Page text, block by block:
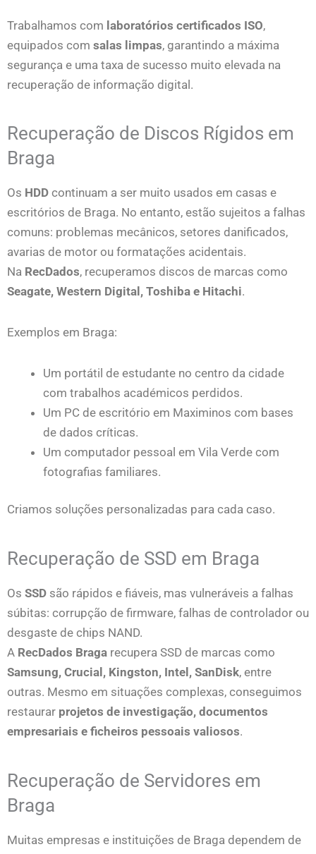
Trabalhamos com laboratórios certificados ISO,
equipados com salas limpas, garantindo a máxima
segurança e uma taxa de sucesso muito elevada na
recuperação de informação digital.
Recuperação de Discos Rígidos em
Braga
Os HDD continuam a ser muito usados em casas e
escritórios de Braga. No entanto, estão sujeitos a falhas
comuns: problemas mecânicos, setores danificados,
avarias de motor ou formatações acidentais.
Na RecDados, recuperamos discos de marcas como
Seagate, Western Digital, Toshiba e Hitachi.
Exemplos em Braga:
Um portátil de estudante no centro da cidade
com trabalhos académicos perdidos.
Um PC de escritório em Maximinos com bases
de dados críticas.
Um computador pessoal em Vila Verde com
fotografias familiares.
Criamos soluções personalizadas para cada caso.
Recuperação de SSD em Braga
Os SSD são rápidos e fiáveis, mas vulneráveis a falhas
súbitas: corrupção de firmware, falhas de controlador ou
desgaste de chips NAND.
A RecDados Braga recupera SSD de marcas como
Samsung, Crucial, Kingston, Intel, SanDisk, entre
outras. Mesmo em situações complexas, conseguimos
restaurar projetos de investigação, documentos
empresariais e ficheiros pessoais valiosos.
Recuperação de Servidores em
Braga
Muitas empresas e instituições de Braga dependem de